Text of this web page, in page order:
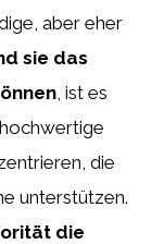
aber eher
sie das
, ist es
die
unterstützen.
die